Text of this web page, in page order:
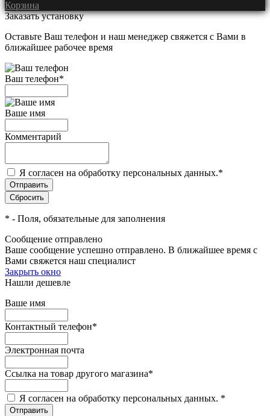
Корзина
Заказать установку
Оставьте Ваш телефон и наш менеджер свяжется с Вами в
ближайшее рабочее время
Ваш телефон*
Ваше имя
Комментарий
Я согласен на обработку персональных данных.*
* - Поля, обязательные для заполнения
Сообщение отправлено
Ваше сообщение успешно отправлено. В ближайшее время с
Вами свяжется наш специалист
Закрыть окно
Нашли дешевле
Ваше имя
Контактный телефон*
Электронная почта
Ссылка на товар другого магазина*
Я согласен на обработку персональных данных. *